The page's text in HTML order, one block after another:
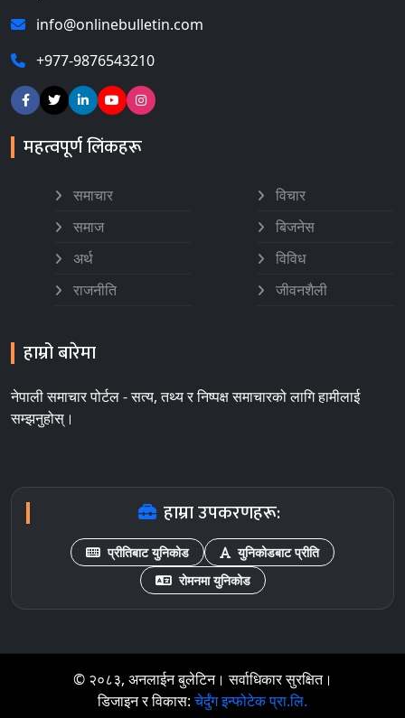
info@onlinebulletin.com
+977-9876543210
महत्वपूर्ण लिंकहरू
समाचार
समाज
अर्थ
राजनीति
विचार
बिजनेस
विविध
जीवनशैली
हाम्रो बारेमा
नेपाली समाचार पोर्टल - सत्य, तथ्य र निष्पक्ष समाचारको लागि हामीलाई
सम्झनुहोस्।
हाम्रा उपकरणहरू:
प्रीतिबाट युनिकोड
युनिकोडबाट प्रीति
रोमनमा युनिकोड
© २०८३, अनलाईन बुलेटिन। सर्वाधिकार सुरक्षित।
डिजाइन र विकास:चेर्दुंग इन्फोटेक प्रा.लि.